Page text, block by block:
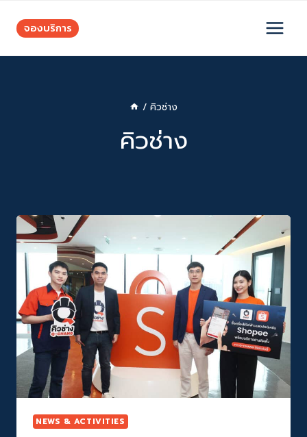
content
จองบริการ
/ คิวช่าง
คิวช่าง
NEWS & ACTIVITIES